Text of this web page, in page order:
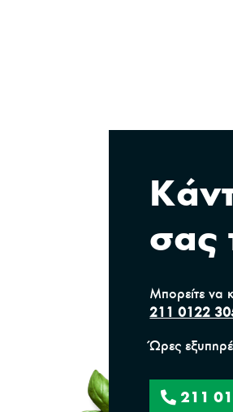
σας
Μπορείτε να
211 0122
Ώρες
211